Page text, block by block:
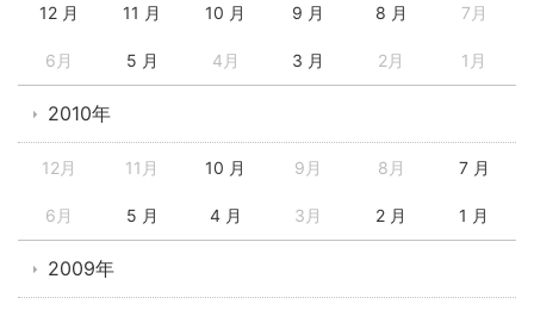
12 月 11 月 10 月 9 月 8 月 7月
6月 5 月 4月 3 月 2月 1月
2010年
12月 11月 10 月 9月 8月 7 月
6月 5 月 4 月 3月 2 月 1 月
2009年